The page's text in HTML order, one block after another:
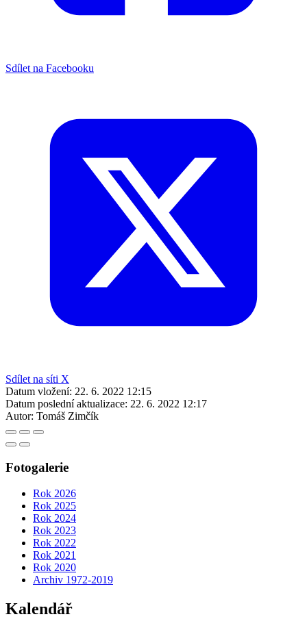
Sdílet na Facebooku
Sdílet na síti X
Datum vložení: 22. 6. 2022 12:15
Datum poslední aktualizace: 22. 6. 2022 12:17
Autor: Tomáš Zimčík
Fotogalerie
Rok 2026
Rok 2025
Rok 2024
Rok 2023
Rok 2022
Rok 2021
Rok 2020
Archiv 1972-2019
Kalendář